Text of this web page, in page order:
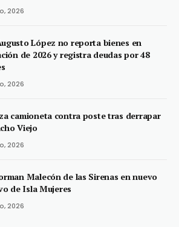
2026
López no reporta bienes en
de 2026 y registra deudas por 48
2026
camioneta contra poste tras derrapar
Viejo
2026
Malecón de las Sirenas en nuevo
de Isla Mujeres
2026